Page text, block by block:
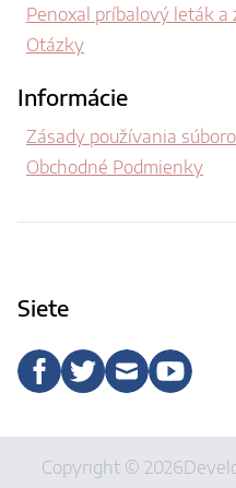
Penoxal príbalový leták a
Otázky
Informácie
Zásady používania
Obchodné Podmienky
Siete
Copyright © 2026